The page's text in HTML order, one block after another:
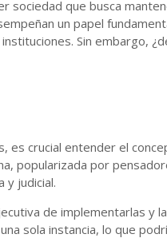
sociedad que busca
un papel
Sin embargo,
es crucial entender el
popularizada por
y judicial.
de implementarlas y
sola instancia, lo que